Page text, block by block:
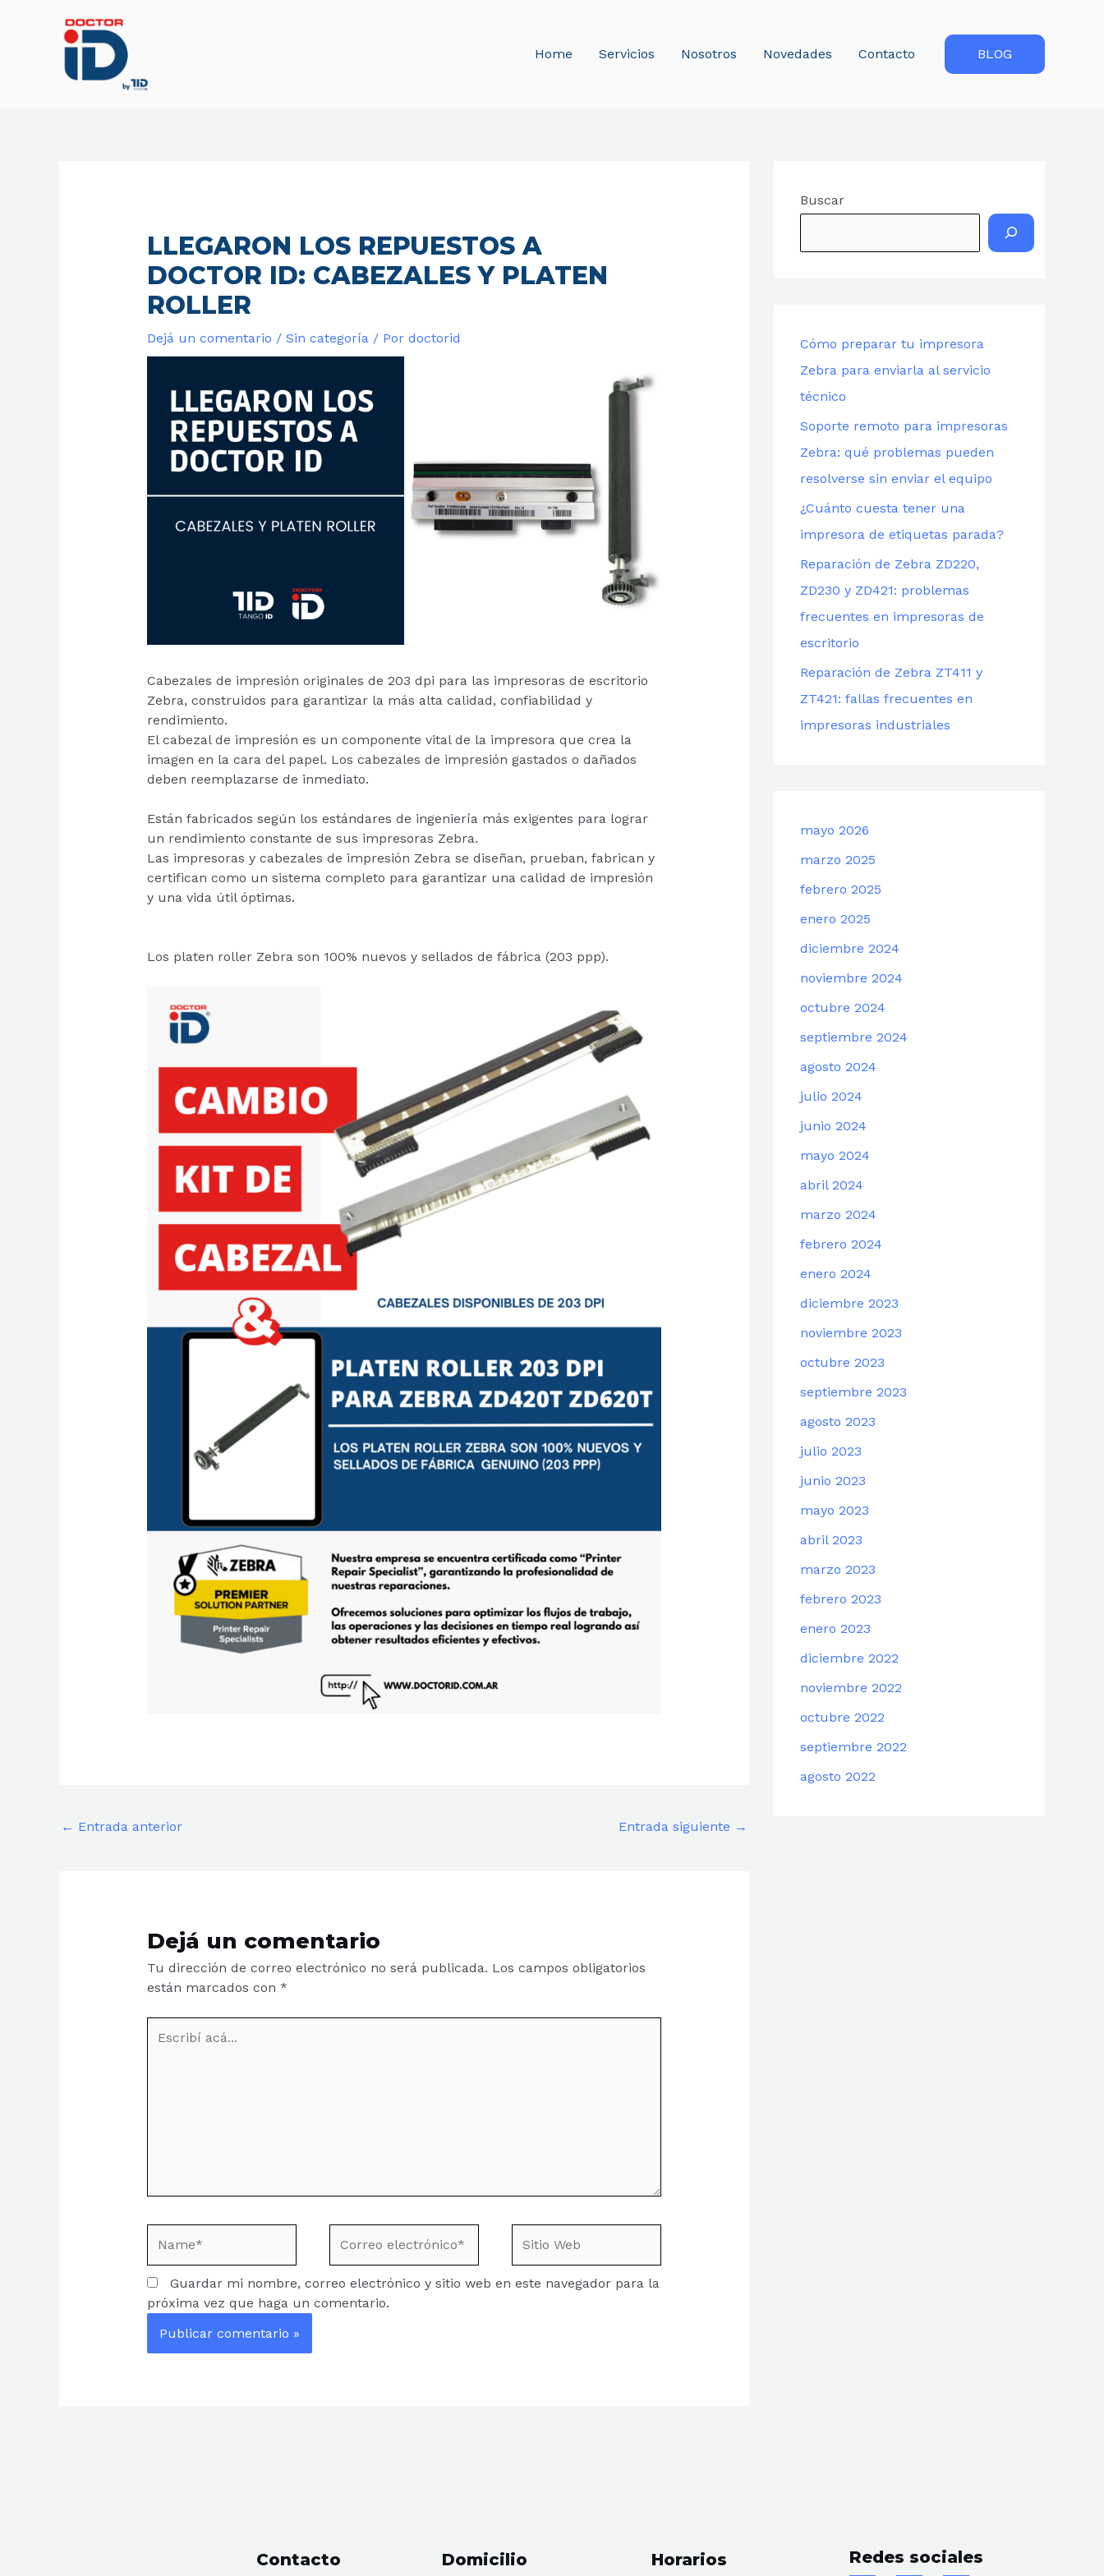
Home Servicios Nosotros Novedades Contacto BLOG
LLEGARON LOS REPUESTOS A
DOCTOR ID: CABEZALES Y PLATEN
ROLLER
Dejá un comentario / Sin categoría / Por doctorid
Cabezales de impresión originales de 203 dpi para las impresoras de escritorio
Zebra, construidos para garantizar la más alta calidad, confiabilidad y
rendimiento.
El cabezal de impresión es un componente vital de la impresora que crea la
imagen en la cara del papel. Los cabezales de impresión gastados o dañados
deben reemplazarse de inmediato.
Están fabricados según los estándares de ingeniería más exigentes para lograr
un rendimiento constante de sus impresoras Zebra.
Las impresoras y cabezales de impresión Zebra se diseñan, prueban, fabrican y
certifican como un sistema completo para garantizar una calidad de impresión
y una vida útil óptimas.
Los platen roller Zebra son 100% nuevos y sellados de fábrica (203 ppp).
← Entrada anterior Entrada siguiente →
Dejá un comentario
Tu dirección de correo electrónico no será publicada. Los campos obligatorios
están marcados con *
acá...
electrónico*
Web
Guardar mi nombre, correo electrónico y sitio web en este navegador para la
próxima vez que haga un comentario.
Buscar
Cómo preparar tu impresora
Zebra para enviarla al servicio
técnico
Soporte remoto para impresoras
Zebra: qué problemas pueden
resolverse sin enviar el equipo
¿Cuánto cuesta tener una
impresora de etiquetas parada?
Reparación de Zebra ZD220,
ZD230 y ZD421: problemas
frecuentes en impresoras de
escritorio
Reparación de Zebra ZT411 y
ZT421: fallas frecuentes en
impresoras industriales
mayo 2026
marzo 2025
febrero 2025
enero 2025
diciembre 2024
noviembre 2024
octubre 2024
septiembre 2024
agosto 2024
julio 2024
junio 2024
mayo 2024
abril 2024
marzo 2024
febrero 2024
enero 2024
diciembre 2023
noviembre 2023
octubre 2023
septiembre 2023
agosto 2023
julio 2023
junio 2023
mayo 2023
abril 2023
marzo 2023
febrero 2023
enero 2023
diciembre 2022
noviembre 2022
octubre 2022
septiembre 2022
agosto 2022
Contacto Domicilio Horarios Redes sociales